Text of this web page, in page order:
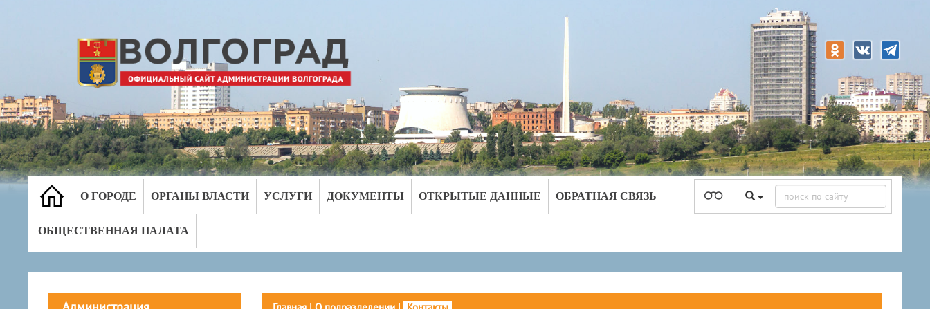
О ГОРОДЕ ОРГАНЫ ВЛАСТИ УСЛУГИ ДОКУМЕНТЫ ОТКРЫТЫЕ ДАННЫЕ ОБРАТНАЯ СВЯЗЬ
ОБЩЕСТВЕННАЯ ПАЛАТА